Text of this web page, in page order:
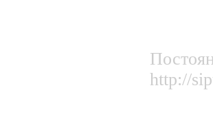
http://